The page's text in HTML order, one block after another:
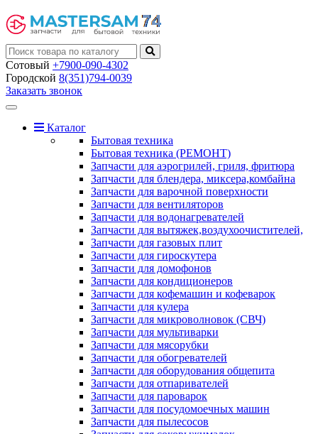
Сотовый +7900-090-4302
Городской 8(351)794-0039
Заказать звонок
Toggle
navigationКаталог
Бытовая техника
Бытовая техника (РЕМОНТ)
Запчасти для аэрогрилей, гриля, фритюра
Запчасти для блендера, миксера,комбайна
Запчасти для варочной поверхности
Запчасти для вентиляторов
Запчасти для водонагревателей
Запчасти для вытяжек,воздухоочистителей,
Запчасти для газовых плит
Запчасти для гироскутера
Запчасти для домофонов
Запчасти для кондиционеров
Запчасти для кофемашин и кофеварок
Запчасти для кулера
Запчасти для микроволновок (СВЧ)
Запчасти для мультиварки
Запчасти для мясорубки
Запчасти для обогревателей
Запчасти для оборудования общепита
Запчасти для отпаривателей
Запчасти для пароварок
Запчасти для посудомоечных машин
Запчасти для пылесосов